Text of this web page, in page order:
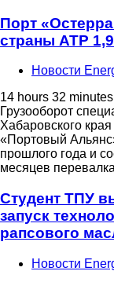
Порт
страны АТР
Новости
14 hours 32
Грузооборот
Хабаровского
«Портовый
прошлого года и
месяцев
Студент ТПУ
запуск
рапсового
Новости